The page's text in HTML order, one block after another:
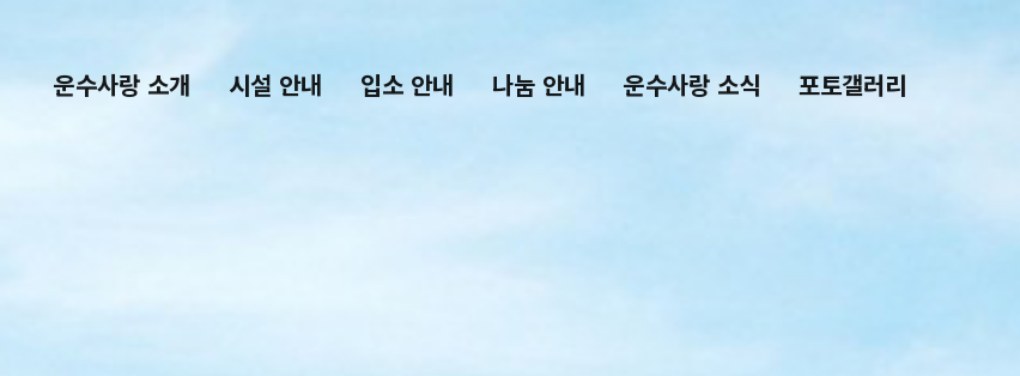
운수사랑 소개 시설 안내 입소 안내 나눔 안내 운수사랑 소식 포토갤러리